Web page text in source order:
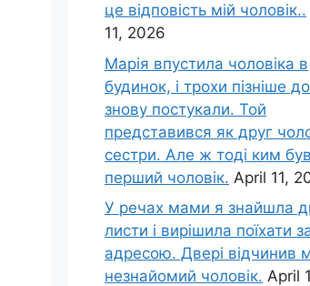
це відповість мій чоловік..
11, 2026
Марія впустила чоловіка в
будинок, і трохи пізніше
знову постукали. Той
представився як друг
сестри. Але ж тоді ким був
перший чоловік. April 11,
У речах мами я знайшла
листи і вирішила поїхати
адресою. Двері відчинив
незнайомий чоловік. April